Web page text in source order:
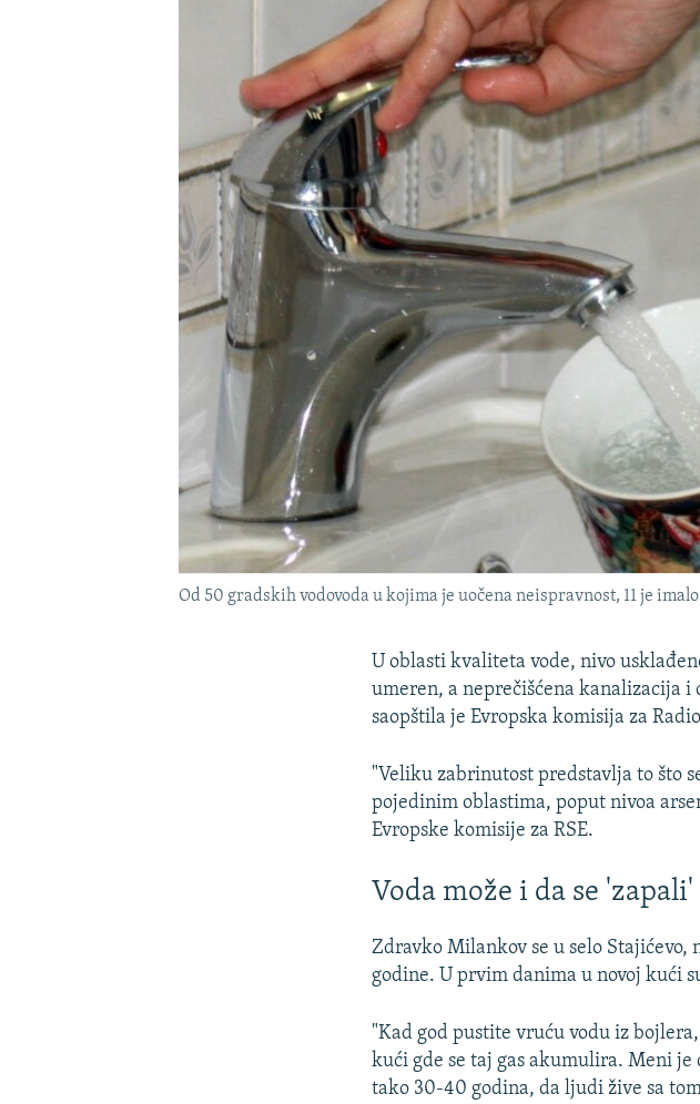
POPLAVE I KLIZIŠTA U BIH 2024.
Od 50 gradskih vodovoda u kojima je uočena neispravnost, 11 je
U oblasti kvaliteta vode, nivo
umeren, a neprečišćena kanalizacija i
saopštila je Evropska komisija za
"Veliku zabrinutost predstavlja to što
pojedinim oblastima, poput nivoa
Evropske komisije za RSE.
Voda može i da se 'zapali'
Zdravko Milankov se u selo
godine. U prvim danima u novoj kući
"Kad god pustite vruću vodu iz
kući gde se taj gas akumulira. Meni je
tako 30-40 godina, da ljudi žive sa